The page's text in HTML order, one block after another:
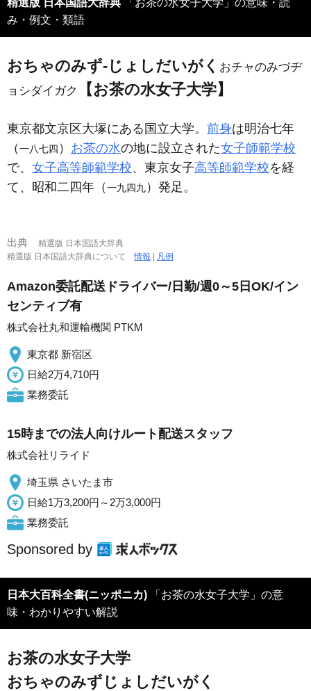
み・例文・類語
おちゃのみず‐じょしだいがく おチャのみづヂ
ョシダイガク
【お茶の水女子大学】
東京都文京区大塚にある国立大学。 前身は明治七年
（一八七四 ） お茶の水の地に設立された女子師範学校
で、 女子高等師範学校、東京女子高等師範学校を経
て、昭和二四年（一九四九）発足。
出典
精選版 日本国語大辞典
精選版 日本国語大辞典について情報 | 凡例
Amazon委託配送ドライバー/日勤/週0～5日OK/イン
センティブ有
株式会社丸和運輸機関 PTKM
東京都 新宿区
日給2万4,710円
業務委託
15時までの法人向けルート配送スタッフ
株式会社リライド
埼玉県 さいたま市
日給1万3,200円～2万3,000円
業務委託
Sponsored by
日本大百科全書(ニッポニカ) 「お茶の水女子大学」の意
味・わかりやすい解説
お茶の水女子大学
おちゃのみずじょしだいがく